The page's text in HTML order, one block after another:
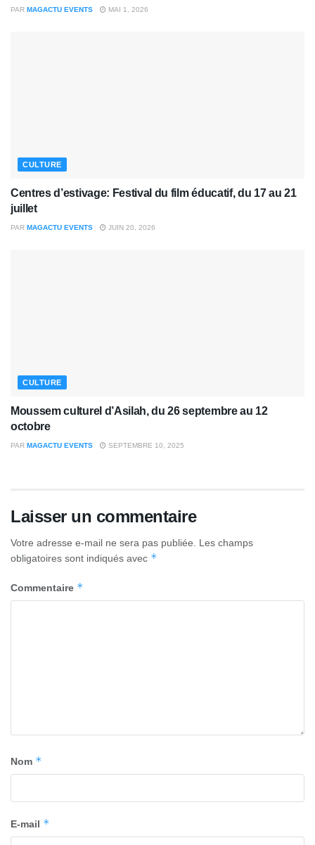
PAR MAGACTU EVENTS MAI 1, 2026
CULTURE
Centres d’estivage: Festival du film éducatif, du 17 au 21
juillet
PAR MAGACTU EVENTS JUIN 20, 2026
CULTURE
Moussem culturel d’Asilah, du 26 septembre au 12
octobre
PAR MAGACTU EVENTS SEPTEMBRE 10, 2025
Laisser un commentaire
Votre adresse e-mail ne sera pas publiée.
Les champs
obligatoires sont indiqués avec *
Commentaire *
Nom *
E-mail *